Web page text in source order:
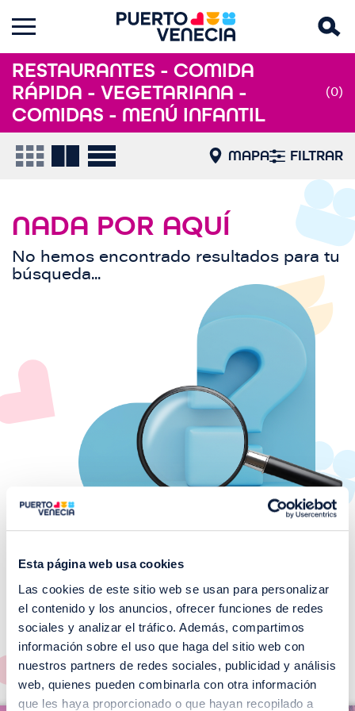
Esta página web usa cookies
Las cookies de este sitio web se usan para personalizar
el contenido y los anuncios, ofrecer funciones de redes
sociales y analizar el tráfico. Además, compartimos
información sobre el uso que haga del sitio web con
nuestros partners de redes sociales, publicidad y análisis
web, quienes pueden combinarla con otra información
que les haya proporcionado o que hayan recopilado a
RESTAURANTES - COMIDA
RÁPIDA - VEGETARIANA -
COMIDAS - MENÚ INFANTIL
(0)
MAPA FILTRAR
NADA POR AQUÍ
No hemos encontrado resultados para tu
búsqueda...
¡No te pierdas nuestros
EVENTOS!
Ver todos >